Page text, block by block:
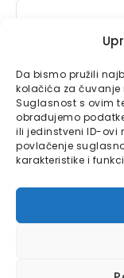
Da bismo pružili
kolačića za
Suglasnost s ovim
obrađujemo
ili jedinstveni ID-ovi
povlačenje
karakteristike i
Linkovi
Kontaktirajte
Impressum